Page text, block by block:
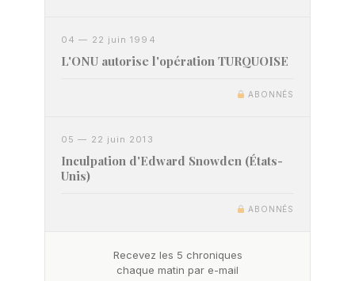
04 — 22 juin 1994
L'ONU autorise l'opération TURQUOISE
ABONNÉS
05 — 22 juin 2013
Inculpation d'Edward Snowden (États-
Unis)
ABONNÉS
Recevez les 5 chroniques
chaque matin par e-mail